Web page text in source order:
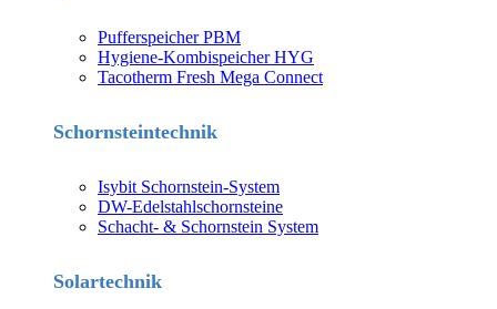
Pufferspeicher PBM
Hygiene-Kombispeicher HYG
Tacotherm Fresh Mega Connect
Schornsteintechnik
Isybit Schornstein-System
DW-Edelstahlschornsteine
Schacht- & Schornstein System
Solartechnik